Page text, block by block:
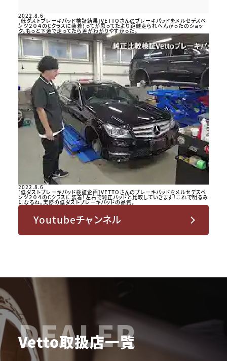
2022.8.6
[低ダストブレーキパッド検証結果]VETTOさんのブレーキパッドをメルセデスベ
ンツ２０４のCクラスに装着！ってか思ってたより距離走られへんかったのショッ
ク。もっと下道で走ってたら差がわかりやすかった。
2022.8.6
[低ダストブレーキパッド検証企画]VETTOさんのブレーキパッドをメルセデスベ
ンツ２０４のCクラスに装着！左右で純正パッドと比較していきます！これで明るみ
になるね。実際の低ダストブレーキパッドの品質。
Youtubeチャンネル
DEALER
Vetto取扱店一覧